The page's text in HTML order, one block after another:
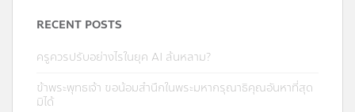
RECENT POSTS
ครูควรปรับอย่างไรในยุค AI ล้นหลาม?
ข้าพระพุทธเจ้า ขอน้อมสำนึกในพระมหากรุณาธิคุณอันหาที่สุด
มิได้